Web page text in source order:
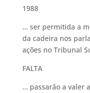
1988
… ser permitida a
da cadeira nos
ações no Tribunal
FALTA
… passarão a valer